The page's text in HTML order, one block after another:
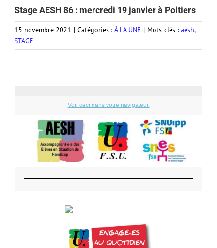
Stage AESH 86 : mercredi 19 janvier à Poitiers
15 novembre 2021 | Catégories : À LA UNE | Mots-clés : aesh,
STAGE
Voir ceci dans votre navigateur.